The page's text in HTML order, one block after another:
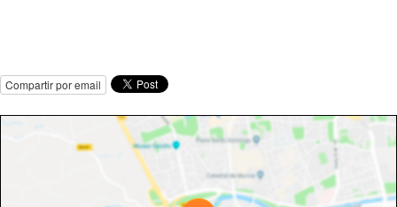
Compartir por email